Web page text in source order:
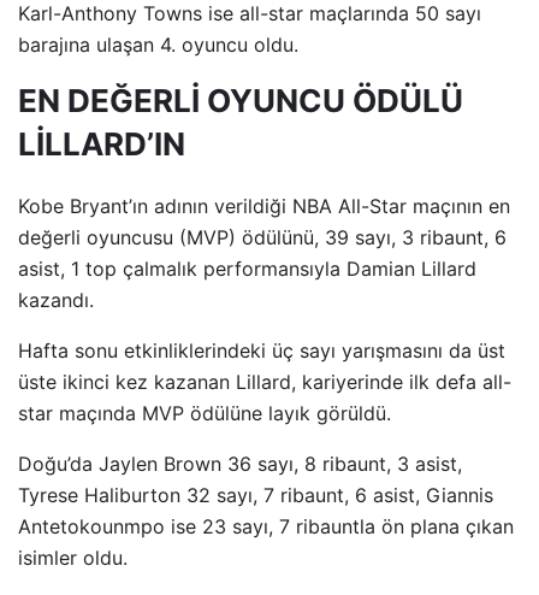
Karl-Anthony Towns ise all-star maçlarında 50 sayı
barajına ulaşan 4. oyuncu oldu.
EN DEĞERLİ OYUNCU ÖDÜLÜ
LİLLARD’IN
Kobe Bryant’ın adının verildiği NBA All-Star maçının en
değerli oyuncusu (MVP) ödülünü, 39 sayı, 3 ribaunt, 6
asist, 1 top çalmalık performansıyla Damian Lillard
kazandı.
Hafta sonu etkinliklerindeki üç sayı yarışmasını da üst
üste ikinci kez kazanan Lillard, kariyerinde ilk defa all-
star maçında MVP ödülüne layık görüldü.
Doğu’da Jaylen Brown 36 sayı, 8 ribaunt, 3 asist,
Tyrese Haliburton 32 sayı, 7 ribaunt, 6 asist, Giannis
Antetokounmpo ise 23 sayı, 7 ribauntla ön plana çıkan
isimler oldu.